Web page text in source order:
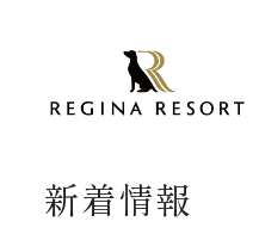
新着情報